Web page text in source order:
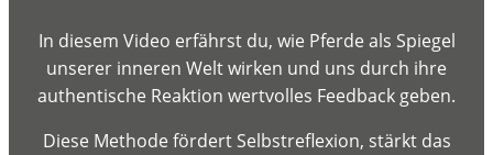
In diesem Video erfährst du, wie Pferde als Spiegel
unserer inneren Welt wirken und uns durch ihre
authentische Reaktion wertvolles Feedback geben.
Diese Methode fördert Selbstreflexion, stärkt das